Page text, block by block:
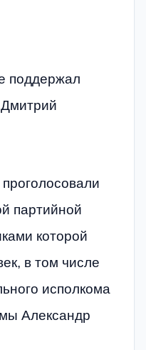
поддержал
партийной
которой
в том числе
исполкома
Александр